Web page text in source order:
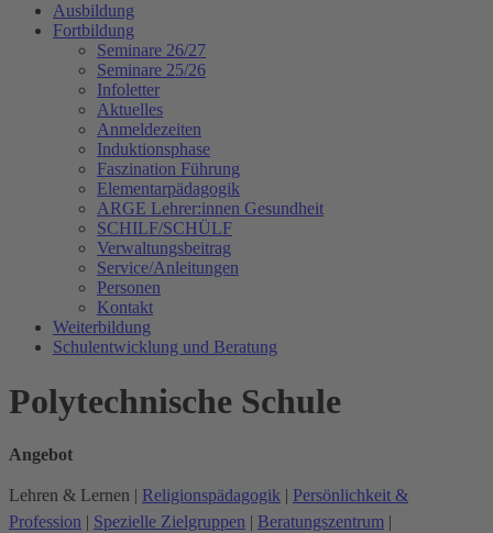
Ausbildung
Fortbildung
Seminare 26/27
Seminare 25/26
Infoletter
Aktuelles
Anmeldezeiten
Induktionsphase
Faszination Führung
Elementarpädagogik
ARGE Lehrer:innen Gesundheit
SCHILF/SCHÜLF
Verwaltungsbeitrag
Service/Anleitungen
Personen
Kontakt
Weiterbildung
Schulentwicklung und Beratung
Polytechnische Schule
Angebot
Lehren & Lernen | Religionspädagogik | Persönlichkeit &
Profession | Spezielle Zielgruppen | Beratungszentrum |